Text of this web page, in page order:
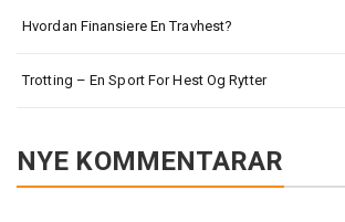
Hvordan Finansiere En Travhest?
Trotting – En Sport For Hest Og Rytter
NYE KOMMENTARAR